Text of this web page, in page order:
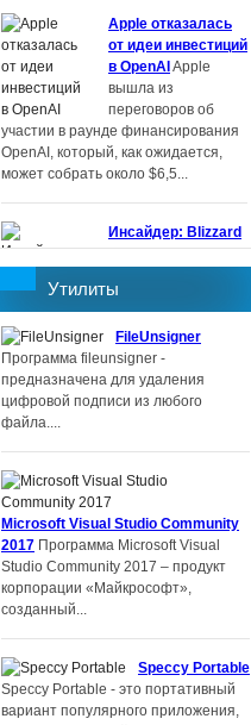
Apple отказалась
от идеи инвестиций
в OpenAI Apple
вышла из
переговоров об
участии в раунде финансирования
OpenAI, который, как ожидается,
может собрать около $6,5...
Инсайдер: Blizzard
работает над
StarCraft
созданием шутера в
серии StarCraft. В
этот раз
разработкой руководит Дэн Хэй,
ответственный...
Основным
приоритетом
Guerrilla Games
является
многопользовательская игра
Horizon OnlineВнутренняя студия
Утилиты
FileUnsigner
Программа fileunsigner -
предназначена для удаления
цифровой подписи из любого
файла....
Microsoft Visual Studio Community
2017 Программа Microsoft Visual
Studio Community 2017 – продукт
корпорации «Майкрософт»,
созданный...
Speccy Portable
Speccy Portable - это портативный
вариант популярного приложения,